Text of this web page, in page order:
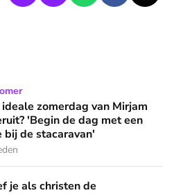
van Mirjam Bouwman eruit?
zomerdag van Mirjam
'Begin de dag met een
bij de stacaravan'
de buurtbarbecue? ‘Zelfs als
je als christen de